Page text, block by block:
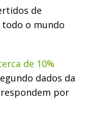
de
o mundo
de 10%
dados da
por